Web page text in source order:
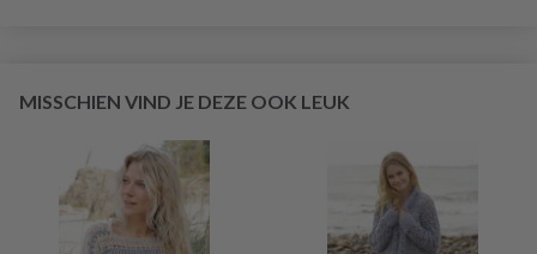
MISSCHIEN VIND JE DEZE OOK LEUK